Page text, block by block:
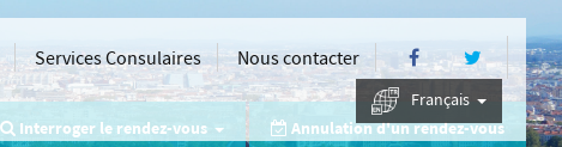
Services Consulaires Nous contacter
Français
Interroger le rendez-vous Annulation d'un rendez-vous